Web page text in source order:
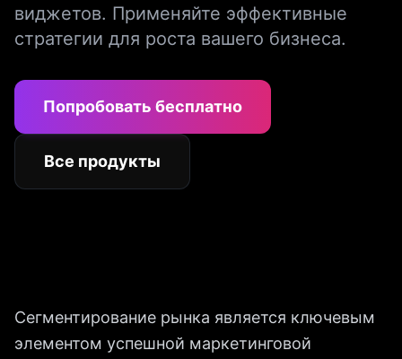
виджетов. Применяйте эффективные
стратегии для роста вашего бизнеса.
Попробовать бесплатно
Все продукты
Сегментирование рынка является ключевым
элементом успешной маркетинговой